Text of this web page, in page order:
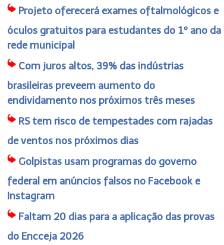
Projeto oferecerá exames oftalmológicos e
óculos gratuitos para estudantes do 1º ano da
rede municipal
Com juros altos, 39% das indústrias
brasileiras preveem aumento do
endividamento nos próximos três meses
RS tem risco de tempestades com rajadas
de ventos nos próximos dias
Golpistas usam programas do governo
federal em anúncios falsos no Facebook e
Instagram
Faltam 20 dias para a aplicação das provas
do Encceja 2026